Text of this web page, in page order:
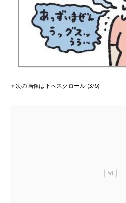
▼次の画像は下へスクロール (3/6)